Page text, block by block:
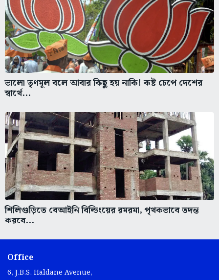
ভালো তৃণমূল বলে আবার কিছু হয় নাকি! কষ্ট চেপে দেশের
স্বার্থে...
শিলিগুড়িতে বেআইনি বিল্ডিংয়ের রমরমা, পৃথকভাবে তদন্ত
করবে...
Office
6, J.B.S. Haldane Avenue,